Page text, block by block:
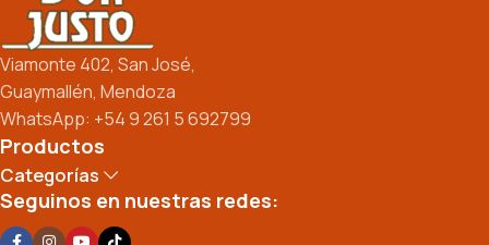
Viamonte 402, San José,
Guaymallén, Mendoza
WhatsApp: +54 9 261 5 692799
Productos
Categorías
Seguinos en nuestras redes: